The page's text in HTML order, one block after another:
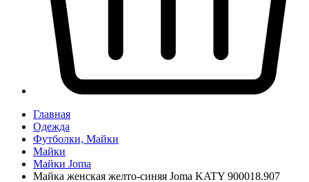
Главная
Одежда
Футболки, Майки
Майки
Майки Joma
Майка женская желто-синяя Joma KATY 900018.907